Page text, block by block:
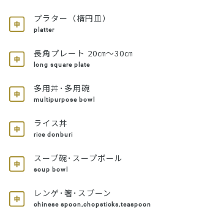
プラター（楕円皿）
platter
長角プレート 20㎝～30㎝
long square plate
多用丼･多用碗
multipurpose bowl
ライス丼
rice donburi
スープ碗･スープボール
soup bowl
レンゲ･箸･スプーン
chinese spoon,chopsticks,teaspoon